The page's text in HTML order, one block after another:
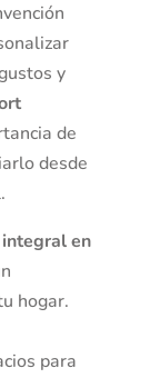
y
de
desde
en
hogar.
para